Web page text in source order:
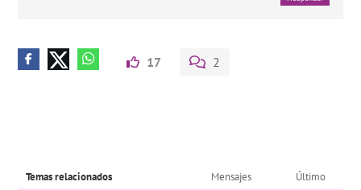
17 2
Temas relacionados Mensajes
Último